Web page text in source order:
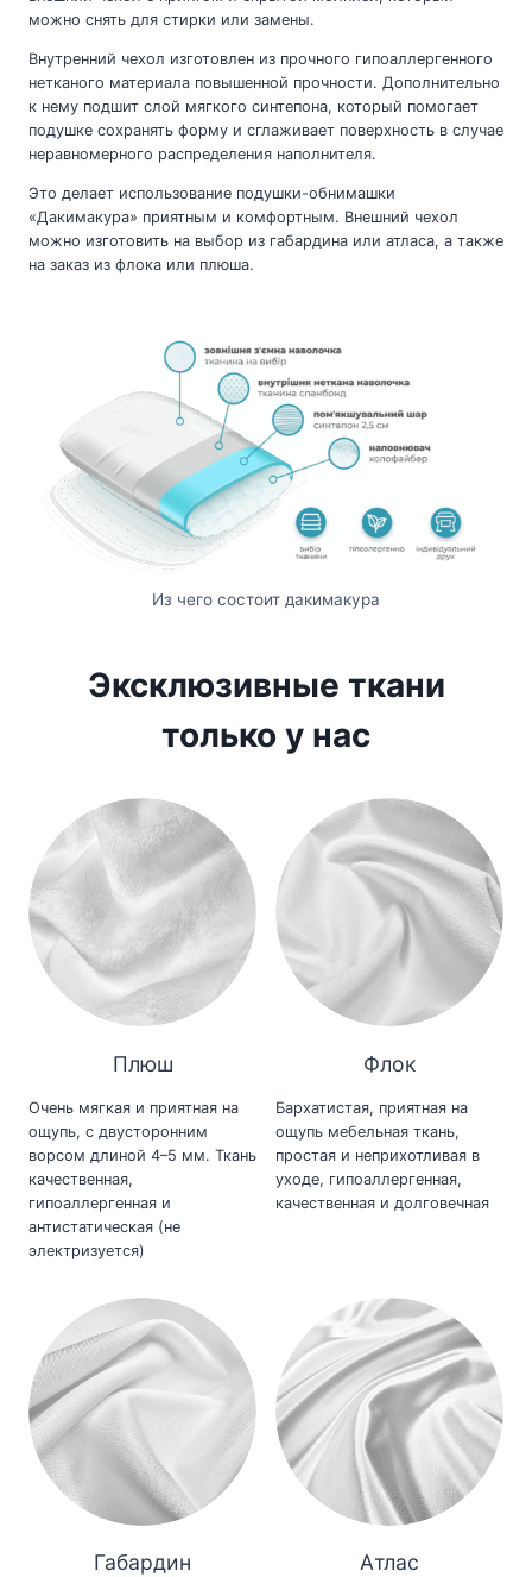
можно снять для стирки или замены.
Внутренний чехол изготовлен из прочного гипоаллергенного
нетканого материала повышенной прочности. Дополнительно
к нему подшит слой мягкого синтепона, который помогает
подушке сохранять форму и сглаживает поверхность в случае
неравномерного распределения наполнителя.
Это делает использование подушки-обнимашки
«Дакимакура» приятным и комфортным. Внешний чехол
можно изготовить на выбор из габардина или атласа, а также
на заказ из флока или плюша.
Из чего состоит дакимакура
Эксклюзивные ткани
только у нас
Плюш
Очень мягкая и приятная на
ощупь, с двусторонним
ворсом длиной 4–5 мм. Ткань
качественная,
гипоаллергенная и
антистатическая (не
электризуется)
Флок
Бархатистая, приятная на
ощупь мебельная ткань,
простая и неприхотливая в
уходе, гипоаллергенная,
качественная и долговечная
Габардин Атлас